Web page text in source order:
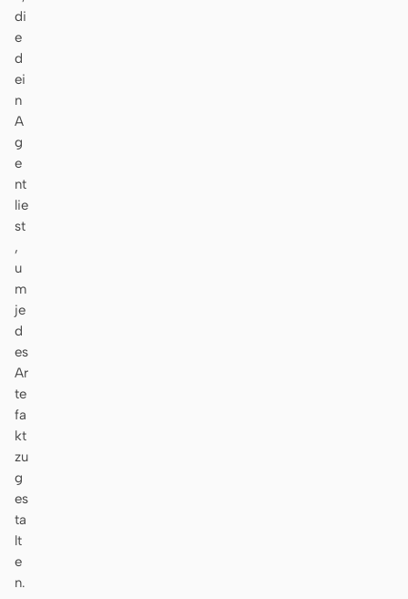
di
e
d
ei
n
A
g
e
nt
lie
st
,
u
m
je
d
es
Ar
te
fa
kt
zu
g
es
ta
lt
e
n.